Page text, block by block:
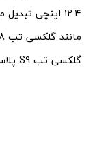
۱۲.۴ اینچی
گلکسی تب S9 پلاس تبدیل کرد.